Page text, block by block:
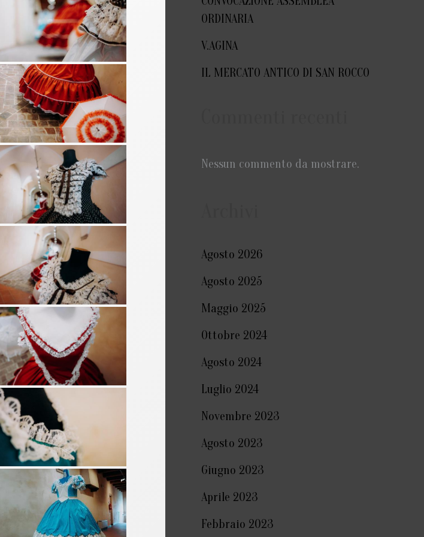
ORDINARIA
V.AGINA
IL MERCATO ANTICO DI SAN ROCCO
Nessun commento da mostrare.
Agosto 2026
Agosto 2025
Maggio 2025
Ottobre 2024
Agosto 2024
Luglio 2024
Novembre 2023
Agosto 2023
Giugno 2023
Aprile 2023
Febbraio 2023